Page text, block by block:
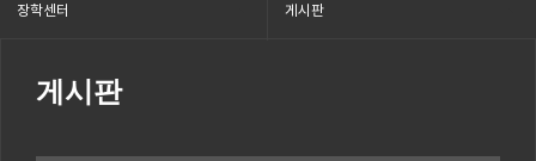
장학센터 게시판
게시판